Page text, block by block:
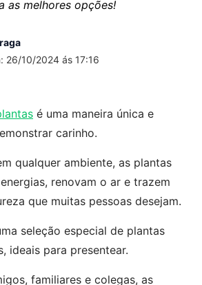
as melhores opções!
26/10/2024 ás 17:16
é uma maneira única e
carinho.
qualquer ambiente, as plantas
renovam o ar e trazem
que muitas pessoas desejam.
seleção especial de plantas
ideais para presentear.
familiares e colegas, as